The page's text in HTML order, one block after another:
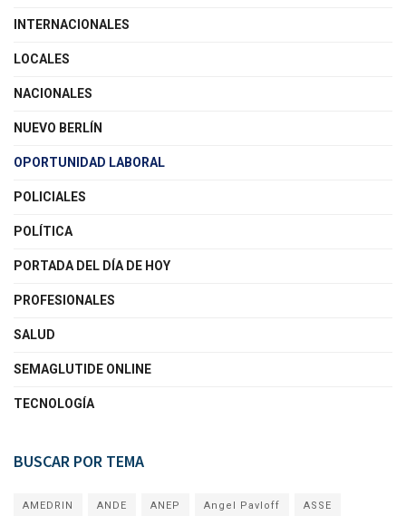
INTERNACIONALES
LOCALES
NACIONALES
NUEVO BERLÍN
OPORTUNIDAD LABORAL
POLICIALES
POLÍTICA
PORTADA DEL DÍA DE HOY
PROFESIONALES
SALUD
SEMAGLUTIDE ONLINE
TECNOLOGÍA
BUSCAR POR TEMA
AMEDRIN ANDE ANEP Angel Pavloff ASSE